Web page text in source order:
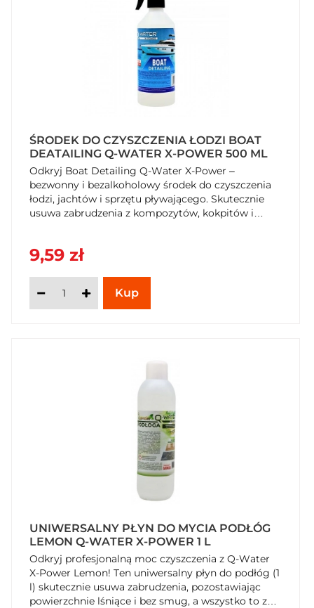
ŚRODEK DO CZYSZCZENIA ŁODZI BOAT
DEATAILING Q-WATER X-POWER 500 ML
Odkryj Boat Detailing Q-Water X-Power –
bezwonny i bezalkoholowy środek do czyszczenia
łodzi, jachtów i sprzętu pływającego. Skutecznie
usuwa zabrudzenia z kompozytów, kokpitów i
wodnego, gotowy do użycia. Zadbaj o blask swojej
9,59 zł
UNIWERSALNY PŁYN DO MYCIA PODŁÓG
LEMON Q-WATER X-POWER 1 L
Odkryj profesjonalną moc czyszczenia z Q-Water
X-Power Lemon! Ten uniwersalny płyn do podłóg (1
l) skutecznie usuwa zabrudzenia, pozostawiając
powierzchnie lśniące i bez smug, a wszystko to z